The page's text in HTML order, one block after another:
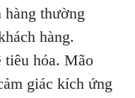
thường
hàng.
tiêu hóa. Mão
giác kích ứng